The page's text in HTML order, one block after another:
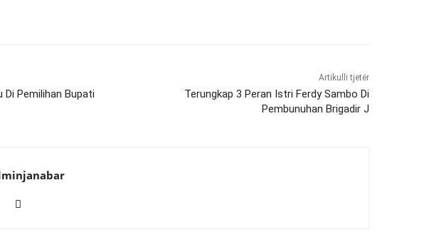
Di Pemilihan Bupati
Artikulli tjetër
Terungkap 3 Peran Istri Ferdy Sambo Di
Pembunuhan Brigadir J